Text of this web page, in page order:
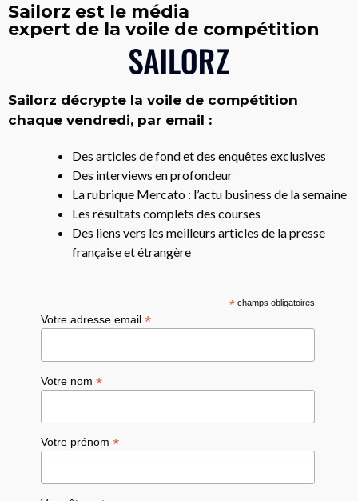
Sailorz est le média
expert de la voile de compétition
Sailorz décrypte la voile de compétition
chaque vendredi, par email :
Des articles de fond et des enquêtes exclusives
Des interviews en profondeur
La rubrique Mercato : l’actu business de la semaine
Les résultats complets des courses
Des liens vers les meilleurs articles de la presse
française et étrangère
*champs obligatoires
Votre adresse email*
Votre nom*
Votre prénom*